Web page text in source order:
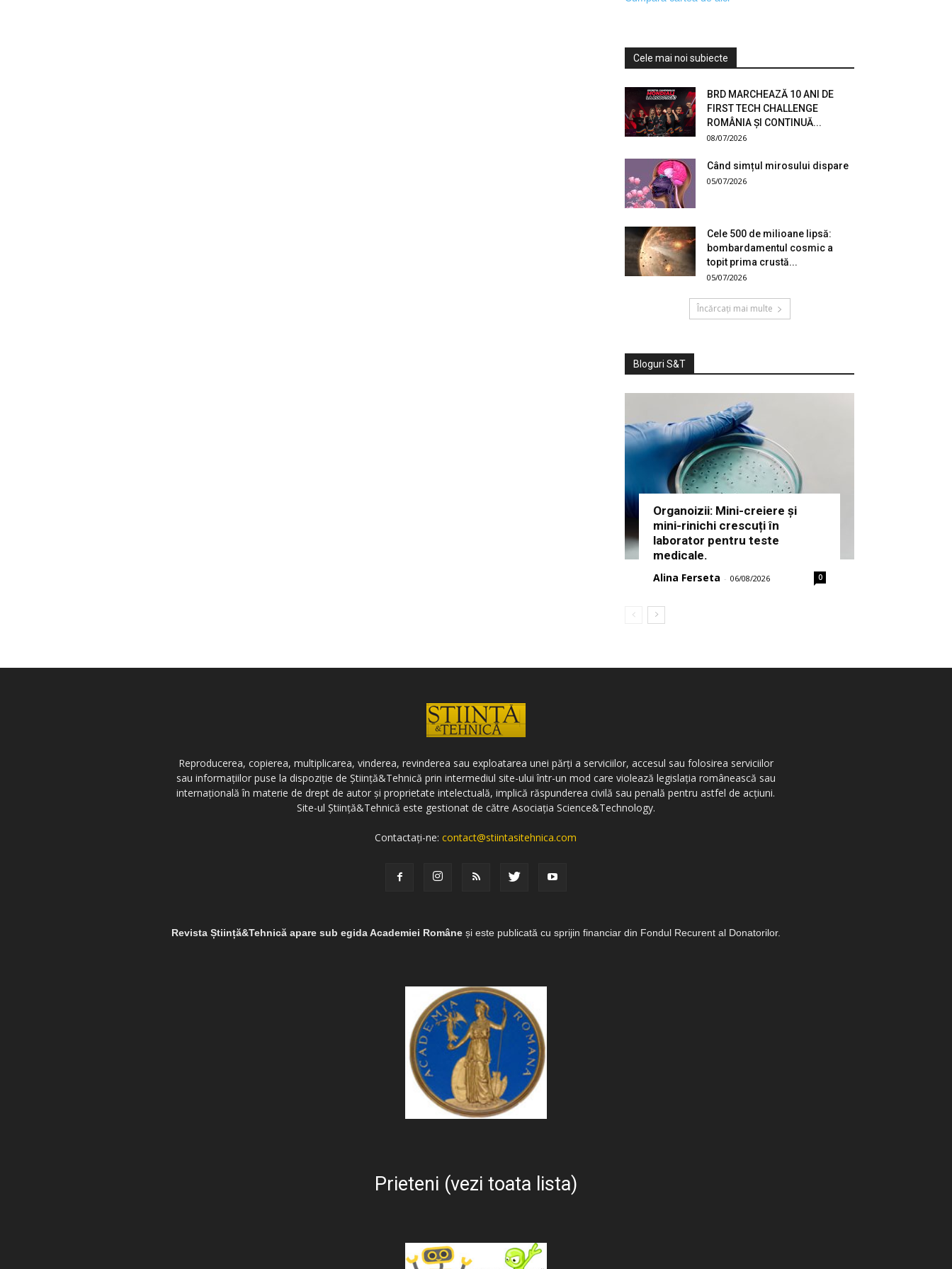
Cele mai noi subiecte
BRD MARCHEAZĂ 10 ANI DE
FIRST TECH CHALLENGE
ROMÂNIA ȘI CONTINUĂ...
08/07/2026
Când simțul mirosului dispare
05/07/2026
Cele 500 de milioane lipsă:
bombardamentul cosmic a
topit prima crustă...
05/07/2026
Încărcați mai multe
Bloguri S&T
Organoizii: Mini-creiere și
mini-rinichi crescuți în
laborator pentru teste
medicale.
Alina Ferseta - 06/08/2026 0
Reproducerea, copierea, multiplicarea, vinderea, revinderea sau exploatarea unei părți a serviciilor, accesul sau folosirea serviciilor
sau informațiilor puse la dispoziție de Știință&Tehnică prin intermediul site-ului într-un mod care violează legislația românească sau
internațională în materie de drept de autor și proprietate intelectuală, implică răspunderea civilă sau penală pentru astfel de acțiuni.
Site-ul Știință&Tehnică este gestionat de către Asociația Science&Technology.
Contactați-ne:contact@stiintasitehnica.com
Revista Știință&Tehnică apare sub egida Academiei Române și este publicată cu sprijin financiar din Fondul Recurent al Donatorilor.
Prieteni (vezi toata lista)